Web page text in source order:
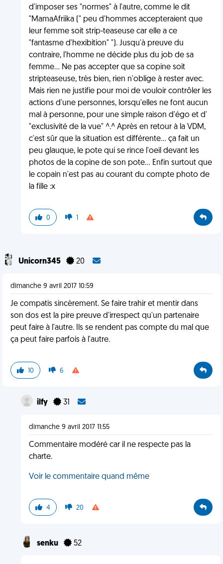
d'imposer ses "normes" à l'autre, comme le dit
"MamaAfriika (" peu d'hommes accepteraient que
leur femme soit strip-teaseuse car elle a ce
"fantasme d'hexibition" "). Jusqu'à preuve du
contraire, l'homme ne décide plus du job de sa
femme... Ne pas accepter que sa copine soit
stripteaseuse, très bien, rien n'oblige à rester avec.
Mais rien ne justifie pour moi de vouloir contrôler les
actions d'une personnes, lorsqu'elles ne font aucun
mal à personne, pour une simple raison d'égo et d'
"exclusivité de la vue" ^.^ Après en retour à la VDM,
c'est sûr que la situation est différente... ça fait un
peu glauque, le pote qui se rince l'oeil devant les
photos de la copine de son pote... Enfin surtout que
le copain n'est pas au courant du compte photo de
la fille :x
0 1
Unicorn345 20
dimanche 9 avril 2017 10:59
Je compatis sincèrement. Se faire trahir et mentir dans
son dos est la pire preuve d'irrespect qu'un partenaire
peut faire à l'autre. Ils se rendent pas compte du mal que
ça peut faire parfois à l'autre.
10 6
ilfy 31
dimanche 9 avril 2017 11:55
Commentaire modéré car il ne respecte pas la
charte.
Voir le commentaire quand même
4 20
senku 52